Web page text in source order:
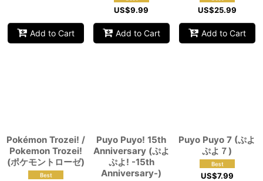
Add to Cart
US$9.99
Add to Cart
US$25.99
Add to Cart
Pokémon Trozei! /
Pokemon Trozei!
(ポケモントローゼ)
Puyo Puyo! 15th
Anniversary (ぷよ
ぷよ! -15th
Anniversary-)
Puyo Puyo 7 (ぷよ
ぷよ７)
US$7.99